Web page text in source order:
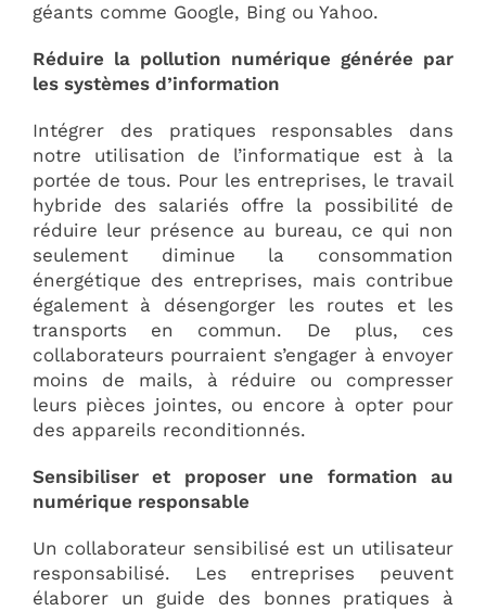
géants comme Google, Bing ou Yahoo.
Réduire la pollution numérique générée par
les systèmes d’information
Intégrer des pratiques responsables dans
notre utilisation de l’informatique est à la
portée de tous. Pour les entreprises, le travail
hybride des salariés offre la possibilité de
réduire leur présence au bureau, ce qui non
seulement diminue la consommation
énergétique des entreprises, mais contribue
également à désengorger les routes et les
transports en commun. De plus, ces
collaborateurs pourraient s’engager à envoyer
moins de mails, à réduire ou compresser
leurs pièces jointes, ou encore à opter pour
des appareils reconditionnés.
Sensibiliser et proposer une formation au
numérique responsable
Un collaborateur sensibilisé est un utilisateur
responsabilisé. Les entreprises peuvent
élaborer un guide des bonnes pratiques à